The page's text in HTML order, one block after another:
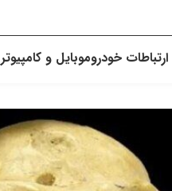
ارتباطات خودروموبایل و کامپیوتر